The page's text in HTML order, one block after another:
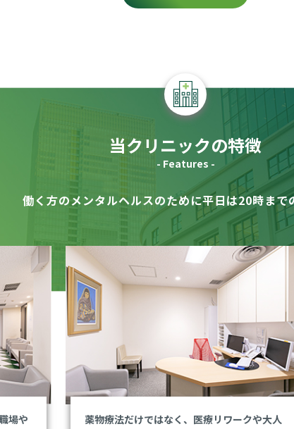
当クリニックの特徴
- Features -
働く方のメンタルヘルスのために平日は20時まで
場や
薬物療法だけではなく、医療リワークや大人